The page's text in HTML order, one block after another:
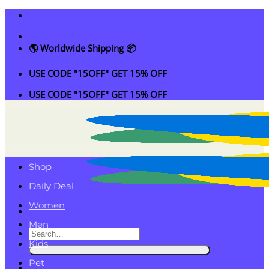
Skip
content
🌎 Worldwide Shipping 📦
USE CODE "15OFF" GET 15% OFF
USE CODE "15OFF" GET 15% OFF
Search
for:
Shop
Daily Deal
Women
Men
Kids
Pet